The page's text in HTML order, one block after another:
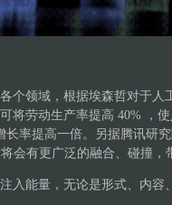
个领域，根据埃森哲对于人
将劳动生产率提高 40% ，
长率提高一倍。另据腾讯研
会有更广泛的融合、碰撞，
入能量，无论是形式、内容